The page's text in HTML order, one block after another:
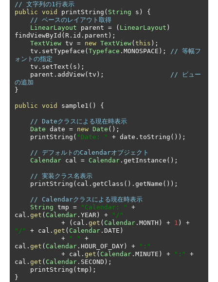
// 文字列の1行表示
public void printString ( String s )
{
// ベースのレイアウト取得
LinearLayout parent = ( LinearLayout )
findViewById ( R . id . parent );
TextView tv = new TextView( this );
    tv
. setTypeface ( Typeface . MONOSPACE );
// 等幅フ
ォントの指定
    tv
. setText ( s );
    parent
. addView( tv );
// ビュー
の追加
}
public void sample1 () {
// Dateクラスによる現在時表示
Date date = new Date ();
    printString
( "Date: " + date . toString ());
// デフォルトのCalendarオブジェクト
Calendar cal = Calendar . getInstance ();
// 実装クラス名表示
    printString
( cal . getClass (). getName ());
// Calendarクラスによる現在時表示
String tmp = "Calendar: "
+
cal . get ( Calendar . YEAR ) +
"/"
+
( cal . get ( Calendar . MONTH ) + 1 )
+
"/"
+ cal . get ( Calendar . DATE )
+
" "
+
cal . get ( Calendar . HOUR_OF_DAY ) +
":"
+ cal . get ( Calendar . MINUTE ) + ":"
+
cal . get ( Calendar . SECOND );
    printString
( tmp );
}